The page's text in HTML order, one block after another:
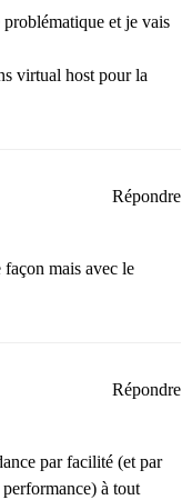
et je vais
virtual host pour la
façon mais avec le
Répondre
par facilité (et par
à tout
Répondre